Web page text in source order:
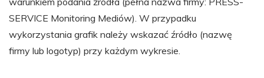
SERVICE Monitoring Mediów). W przypadku
wykorzystania grafik należy wskazać źródło (nazwę
firmy lub logotyp) przy każdym wykresie.